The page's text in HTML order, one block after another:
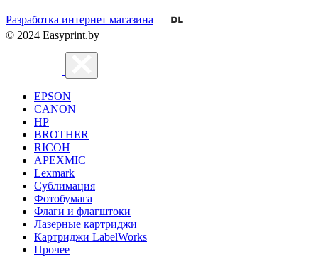
Разработка интернет магазина
© 2024 Easyprint.by
EPSON
CANON
HP
BROTHER
RICOH
APEXMIC
Lexmark
Сублимация
Фотобумага
Флаги и флагштоки
Лазерные картриджи
Картриджи LabelWorks
Прочее